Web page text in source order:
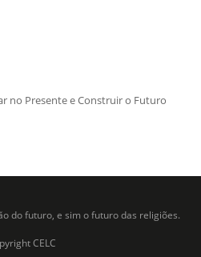
no Presente e Construir o Futuro
do futuro, e sim o futuro das religiões.
CELC